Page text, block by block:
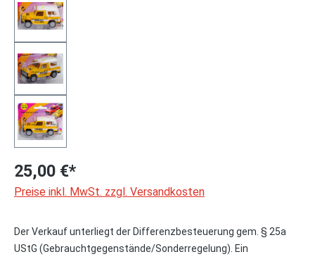
25,00 €*
Preise inkl. MwSt. zzgl. Versandkosten
Der Verkauf unterliegt der Differenzbesteuerung gem. § 25a
UStG (Gebrauchtgegenstände/Sonderregelung). Ein